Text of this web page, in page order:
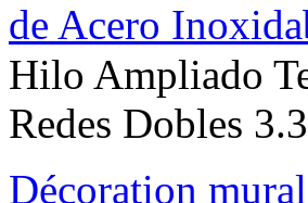
de Acero
Hilo Ampliado
Redes Dobles
Décoration